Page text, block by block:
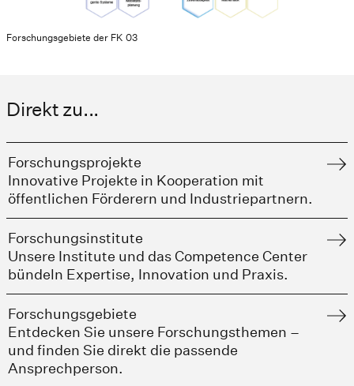
Forschungsgebiete der FK 03
Direkt zu...
Forschungsprojekte
Innovative Projekte in Kooperation mit
öffentlichen Förderern und Industriepartnern.
Forschungsinstitute
Unsere Institute und das Competence Center
bündeln Expertise, Innovation und Praxis.
Forschungsgebiete
Entdecken Sie unsere Forschungsthemen –
und finden Sie direkt die passende
Ansprechperson.